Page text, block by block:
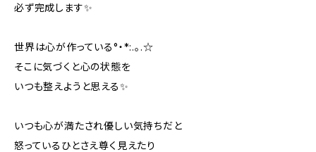
必ず完成します✨
世界は心が作っている°・*:.。.☆
そこに気づくと心の状態を
いつも整えようと思える✨️
いつも心が満たされ優しい気持ちだと
怒っているひとさえ尊く見えたり